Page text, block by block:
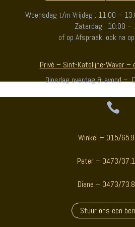
Woensdag t/m Vrijdag : 11:00 –
Zaterdag : 10:00 –
of op Afspraak, ook na
Privé – Sint-Katelijne-Waver –
Dinsdag overdag & avond –

Winkel – 015/
Peter – 0473/
Diane – 0473/
Stuur ons een